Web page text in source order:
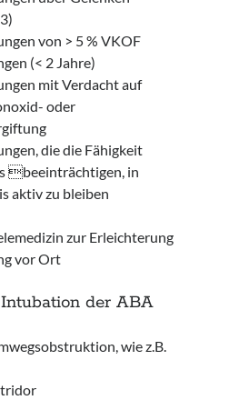
von > 5 % VKOF
(< 2 Jahre)
mit Verdacht auf
oder
die die Fähigkeit
beeinträchtigen, in
aktiv zu bleiben
zur Erleichterung
vor Ort
der ABA
wie z.B.